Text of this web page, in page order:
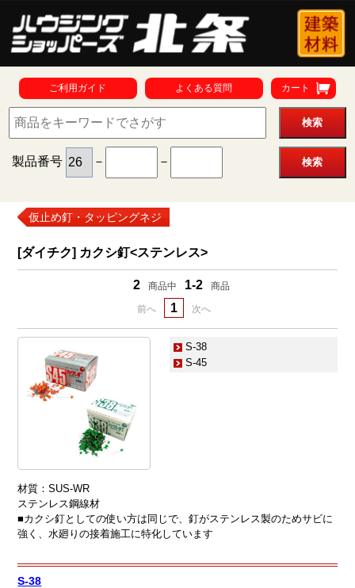
ご利用ガイド よくある質問 カート
製品番号 － －
仮止め釘・タッピングネジ
[ダイチク] カクシ釘<ステンレス>
2 商品中 1-2 商品
前へ 1 次へ
S-38
S-45
材質：SUS-WR
ステンレス鋼線材
■カクシ釘としての使い方は同じで、釘がステンレス製のためサビに
強く、水廻りの接着施工に特化しています
S-38